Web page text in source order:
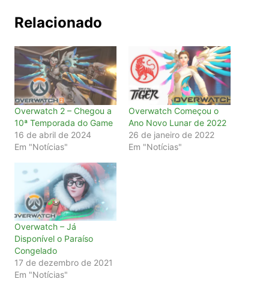
Relacionado
Overwatch 2 – Chegou a
10ª Temporada do Game
16 de abril de 2024
Em "Notícias"
Overwatch Começou o
Ano Novo Lunar de 2022
26 de janeiro de 2022
Em "Notícias"
Overwatch – Já
Disponível o Paraíso
Congelado
17 de dezembro de 2021
Em "Notícias"